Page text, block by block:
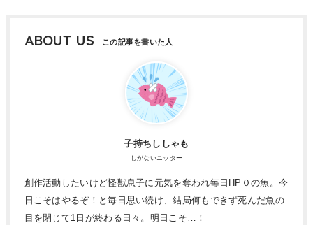
ABOUT US
子持ちししゃも
しがないニッター
創作活動したいけど怪獣息子に元気を奪われ毎日HP０の魚。今
日こそはやるぞ！と毎日思い続け、結局何もできず死んだ魚の
目を閉じて1日が終わる日々。明日こそ…！